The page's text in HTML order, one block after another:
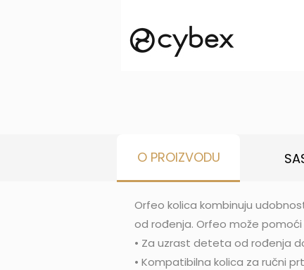
O PROIZVODU
Orfeo kolica kombinuju
od rođenja. Orfeo može
• Za uzrast deteta od rođenja
• Kompatibilna kolica za ručni